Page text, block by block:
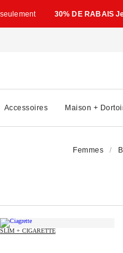
30% DE RABAIS
Accessoires Maison +
Femmes
SLIM + CIGARETTE